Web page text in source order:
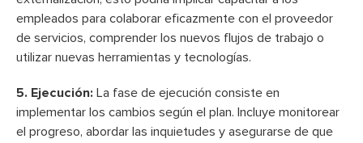
empleados para colaborar eficazmente con el proveedor
de servicios, comprender los nuevos flujos de trabajo o
utilizar nuevas herramientas y tecnologías.
5. Ejecución: La fase de ejecución consiste en
implementar los cambios según el plan. Incluye monitorear
el progreso, abordar las inquietudes y asegurarse de que